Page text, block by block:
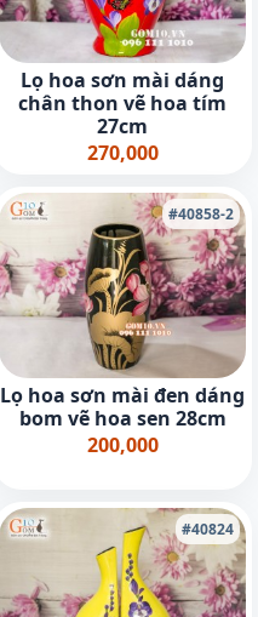
Lọ hoa sơn mài dáng
chân thon vẽ hoa tím
27cm
270,000
#40858-2
Lọ hoa sơn mài đen dáng
bom vẽ hoa sen 28cm
200,000
#40824